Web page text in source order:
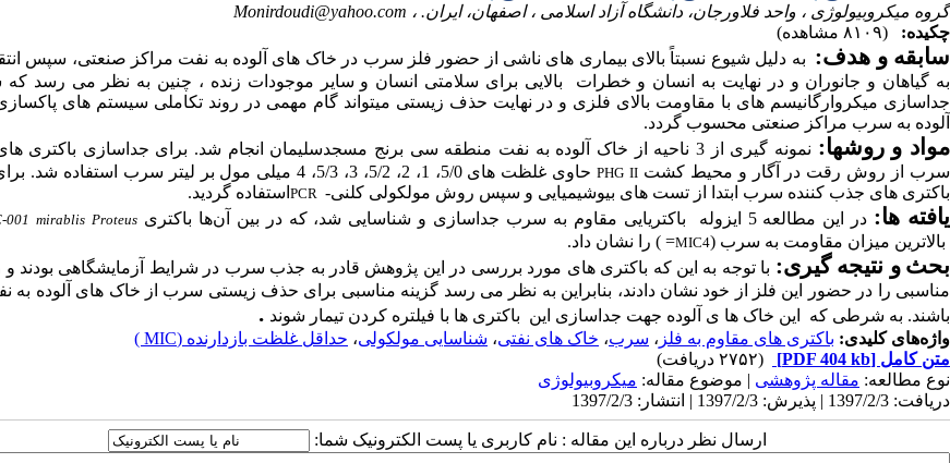
گروه میکروبیولوژی ، واحد فلاورجان، دانشگاه آزاد اسلامی ، اصفهان، ایران. ، Monirdoudi@yahoo.com
چکیده:
(۸۱۰۹ مشاهده)
سابقه و هدف: به دلیل شیوع نسبتاً بالای بیماری های ناشی از حضور فلز سرب در خاک های آلوده به نفت مراکز صنعتی، سپس
به گیاهان و جانوران و در نهایت به انسان و خطرات بالایی برای سلامتی انسان و سایر موجودات زنده ، چنین به نظر می رسد که
جداسازی میکروارگانیسم های با مقاومت بالای فلزی و در نهایت حذف زیستی می‏تواند گام مهمی در روند تکاملی سیستم ‏های
آلوده به سرب مراکز صنعتی محسوب گردد.
مواد و روش­ها:
نمونه‏ گیری از 3 ناحیه از خاک آلوده به نفت منطقه سی برنج مسجدسلیمان انجام شد. برای جداسازی باکتری
سرب از روش رقت در آگار و محیط کشت ΙΙ
PHG
حاوی غلظت های 5/0، 1، 2، 5/2، 3، 5/3، 4 میلی مول بر لیتر سرب
باکتری های جذب کننده سرب ابتدا از تست های بیوشیمیایی و سپس روش مولکولی کلنی- PCR استفاده گردید.
یافته ­ها: در این مطالعه 5 ایزوله باکتریایی مقاوم به سرب جداسازی و شناسایی شد، که در بین آن‌ها باکتری Proteus
mirablis
001
بالاترین میزان مقاومت به سرب (4
MIC
= ) را نشان داد.
بحث و نتیجه گیری: با توجه به این که باکتری های مورد بررسی در این پژوهش قادر به جذب سرب در شرایط آزمایشگاهی بودند و
مناسبی را در حضور این فلز از خود نشان دادند، بنابراین به نظر می رسد گزینه مناسبی برای حذف زیستی سرب از خاک های آلوده به
باشند. به شرطی که این خاک ها ی آلوده جهت جداسازی این باکتری ها با فیلتره کردن تیمار شوند .
واژه‌های کلیدی: باکتری های مقاوم به فلز ، سرب، خاک های نفتی، شناسایی مولکولی، حداقل غلظت بازدارنده (MIC )
متن کامل [PDF 404 kb]
(۲۷۵۲ دریافت)
نوع مطالعه: مقاله پژوهشی | موضوع مقاله: میکروبیولوژی
دریافت: 1397/2/3 | پذیرش: 1397/2/3 | انتشار: 1397/2/3
ارسال نظر درباره این مقاله : نام کاربری یا پست الکترونیک شما: